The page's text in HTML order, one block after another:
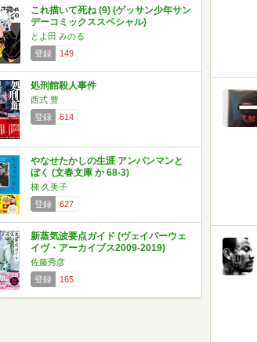
これ描いて死ね (9) (ゲッサン少年サン
デーコミックススペシャル)
とよ田 みのる
登録
149
処刑館殺人事件
西式 豊
登録
614
やなせたかしの生涯 アンパンマンと
ぼく (文春文庫 か 68-3)
梯 久美子
登録
627
新蒸気波要点ガイド (ヴェイパーウェ
イヴ・アーカイブス2009-2019)
佐藤秀彦
登録
165